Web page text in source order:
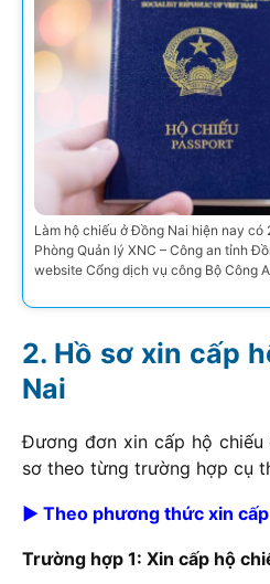
Làm hộ chiếu ở Đồng Nai hiện nay có
Phòng Quản lý XNC – Công an tỉnh
website Cổng dịch vụ công Bộ Công
Hồ sơ xin cấp
Nai
Đương đơn xin cấp hộ
sơ theo từng trường hợp cụ
► Theo phương thức xin
Trường hợp 1: Xin cấp hộ